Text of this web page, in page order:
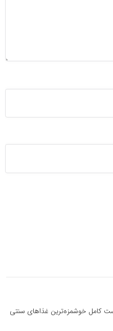
کامل خوشمزه‌ترین غذاهای سنتی